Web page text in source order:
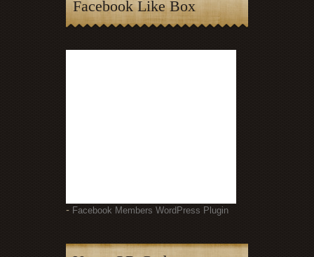
Facebook Like Box
- Facebook Members WordPress Plugin